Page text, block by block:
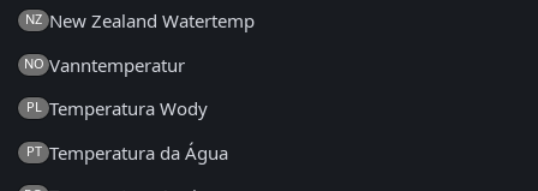
NZ New Zealand Watertemp
NO Vanntemperatur
PL Temperatura Wody
PT Temperatura da Água